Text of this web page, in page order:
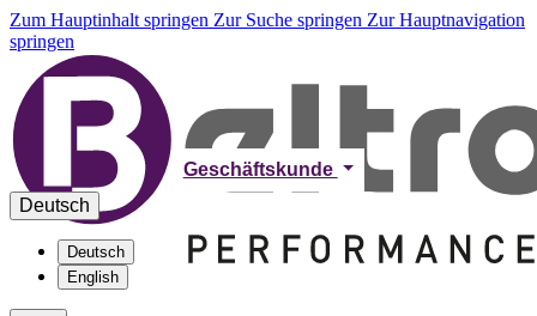
Zum Hauptinhalt springen Zur Suche springen Zur Hauptnavigation
springen
Geschäftskunde
Deutsch
Deutsch
English